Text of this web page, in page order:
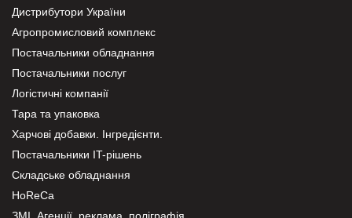
Дистрибутори України
Агропромисловий комплекс
Постачальники обладнання
Постачальники послуг
Логістичні компанії
Тара та упаковка
Харчові добавки. Інгредієнти.
Постачальники IT-рішень
Складське обладнання
HoReCa
ЗМІ, Агенції, реклама, поліграфія